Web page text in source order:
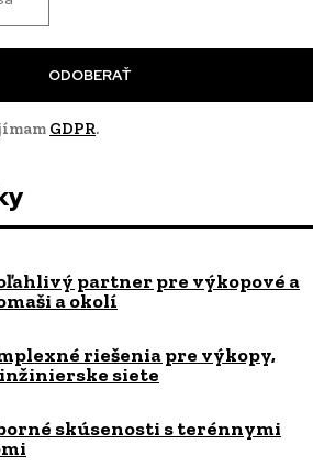
ODOBERAŤ
GDPR.
partner pre výkopové a
a okolí
riešenia pre výkopy,
siete
skúsenosti s terénnymi